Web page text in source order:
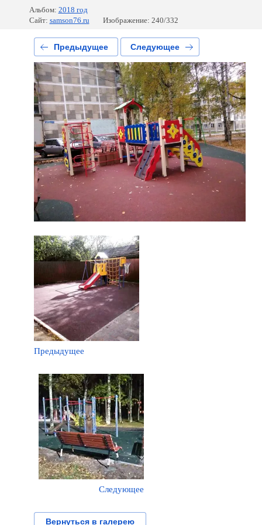
Альбом: 2018 год
Сайт: samson76.ru Изображение: 240/332
Предыдущее Следующее
Предыдущее
Следующее
Вернуться в галерею